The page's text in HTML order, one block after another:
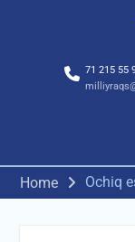
71 215 55
Home Ochiq